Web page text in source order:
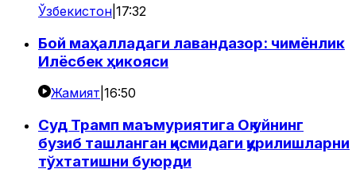
Ўзбекистон 17:32
Бой маҳалладаги лавандазор: чимёнлик
Илёсбек ҳикояси
Жамият 16:50
Суд Трамп маъмуриятига Оқ уйнинг
бузиб ташланган қисмидаги қурилишларни
тўхтатишни буюрди